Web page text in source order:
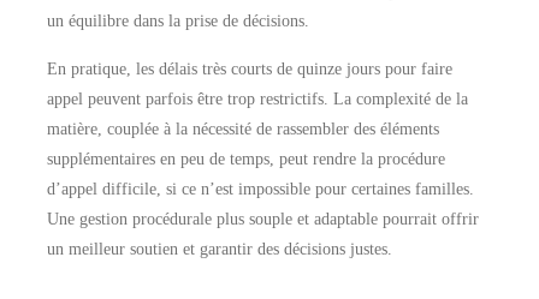
un équilibre dans la prise de décisions.
En pratique, les délais très courts de quinze jours pour faire
appel peuvent parfois être trop restrictifs. La complexité de la
matière, couplée à la nécessité de rassembler des éléments
supplémentaires en peu de temps, peut rendre la procédure
d’appel difficile, si ce n’est impossible pour certaines familles.
Une gestion procédurale plus souple et adaptable pourrait offrir
un meilleur soutien et garantir des décisions justes.